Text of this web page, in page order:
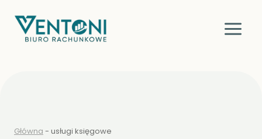
treści
Główna - usługi księgowe